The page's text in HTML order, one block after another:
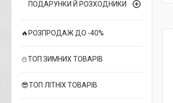
ПОДАРУНКИ Й РОЗХОДНИКИ
🔥РОЗПРОДАЖ ДО -40%
⛄ТОП ЗИМНИХ ТОВАРІВ
😎ТОП ЛІТНІХ ТОВАРІВ